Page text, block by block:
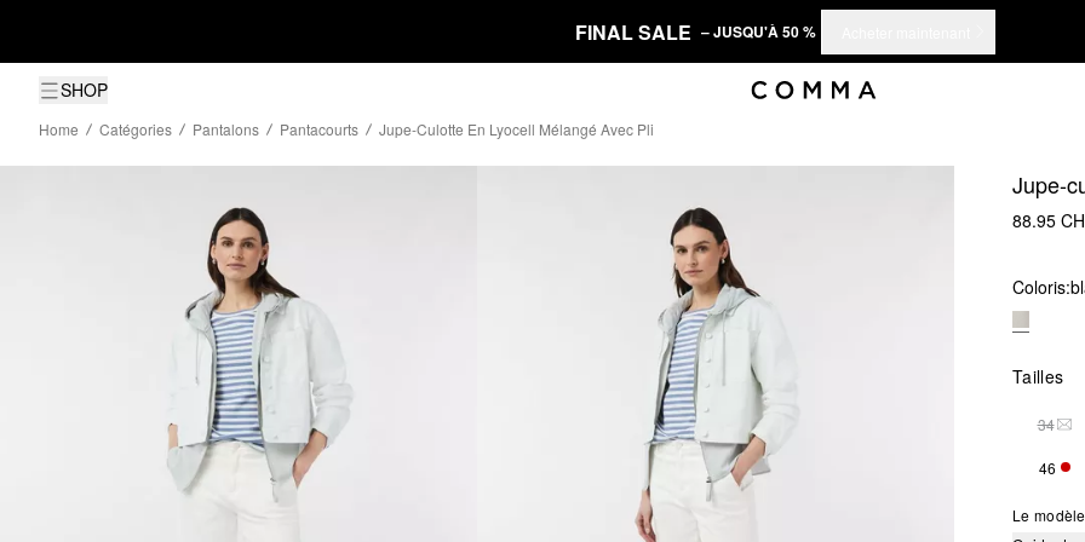
FINAL SALE – JUSQU'À 50 %
SHOP
Home
Catégories Pantalons Pantacourts Jupe-Culotte En Lyocell Mélangé Avec Pli
Jupe-
88.95
Coloris:
Tailles
34
46
Le